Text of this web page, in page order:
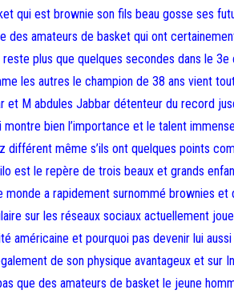
qui est brownie son fils beau gosse ses
des amateurs de basket qui ont
reste plus que quelques secondes dans le
les autres le champion de 38 ans vient
et M abdules Jabbar détenteur du record
montre bien l’importance et le talent
différent même s’ils ont quelques points
est le repère de trois beaux et grands
monde a rapidement surnommé brownies
sur les réseaux sociaux actuellement
américaine et pourquoi pas devenir lui
de son physique avantageux et sur
que des amateurs de basket le jeune